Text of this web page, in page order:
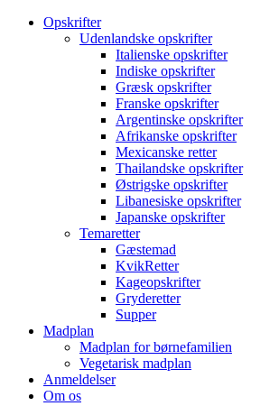
Opskrifter
Udenlandske opskrifter
Italienske opskrifter
Indiske opskrifter
Græsk opskrifter
Franske opskrifter
Argentinske opskrifter
Afrikanske opskrifter
Mexicanske retter
Thailandske opskrifter
Østrigske opskrifter
Libanesiske opskrifter
Japanske opskrifter
Temaretter
Gæstemad
KvikRetter
Kageopskrifter
Gryderetter
Supper
Madplan
Madplan for børnefamilien
Vegetarisk madplan
Anmeldelser
Om os